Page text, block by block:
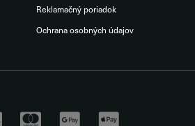
Reklamačný poriadok
Ochrana osobných údajov